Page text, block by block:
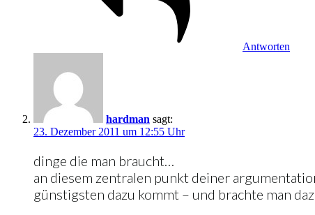
Antworten
hardman sagt:
23. Dezember 2011 um 12:55 Uhr
dinge die man braucht…
an diesem zentralen punkt deiner
günstigsten dazu kommt – und brachte man